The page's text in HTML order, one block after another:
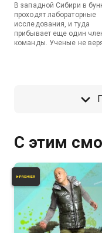
В западной Сибири в
проходят лабораторные
исследования, и туда
прибывает еще один
команды. Ученые не
зачем оказался в
С этим